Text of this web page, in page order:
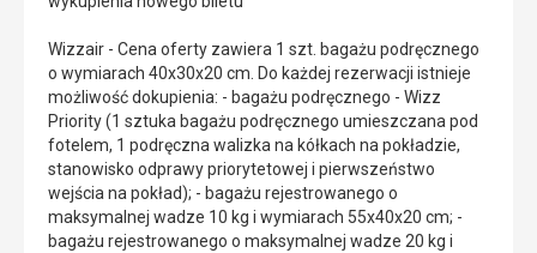
Wizzair - Cena oferty zawiera 1 szt. bagażu podręcznego
o wymiarach 40x30x20 cm. Do każdej rezerwacji istnieje
możliwość dokupienia: - bagażu podręcznego - Wizz
Priority (1 sztuka bagażu podręcznego umieszczana pod
fotelem, 1 podręczna walizka na kółkach na pokładzie,
stanowisko odprawy priorytetowej i pierwszeństwo
wejścia na pokład); - bagażu rejestrowanego o
maksymalnej wadze 10 kg i wymiarach 55x40x20 cm; -
bagażu rejestrowanego o maksymalnej wadze 20 kg i